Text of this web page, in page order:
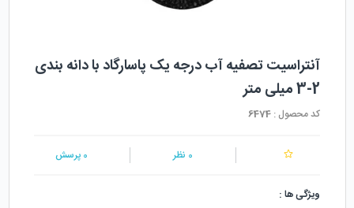
آنتراسیت تصفیه آب درجه یک پاسارگاد با دانه بندی
2-3 میلی متر
کد محصول : 6474
0 نظر 0 پرسش
ویژگی ها :